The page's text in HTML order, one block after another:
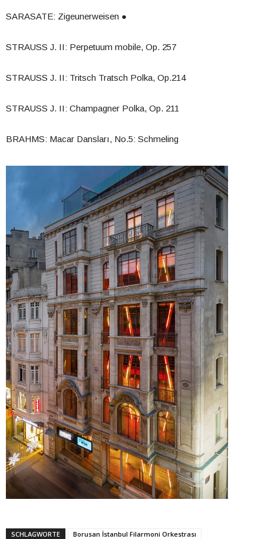
SARASATE: Zigeunerweisen ●
STRAUSS J. II: Perpetuum mobile, Op. 257
STRAUSS J. II: Tritsch Tratsch Polka, Op.214
STRAUSS J. II: Champagner Polka, Op. 211
BRAHMS: Macar Dansları, No.5: Schmeling
SCHLAGWORTE Borusan İstanbul Filarmoni Orkestrası